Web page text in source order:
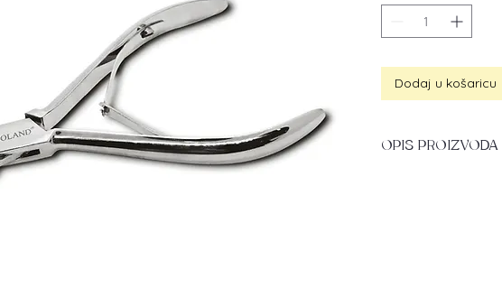
Dodaj u košaricu
OPIS PROIZVODA